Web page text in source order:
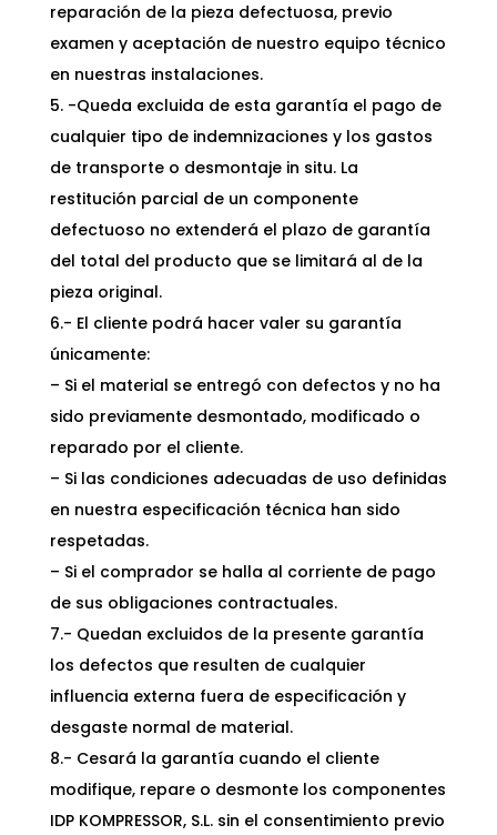
reparación de la pieza defectuosa, previo
examen y aceptación de nuestro equipo técnico
en nuestras instalaciones.
5. -Queda excluida de esta garantía el pago de
cualquier tipo de indemnizaciones y los gastos
de transporte o desmontaje in situ. La
restitución parcial de un componente
defectuoso no extenderá el plazo de garantía
del total del producto que se limitará al de la
pieza original.
6.- El cliente podrá hacer valer su garantía
únicamente:
– Si el material se entregó con defectos y no ha
sido previamente desmontado, modificado o
reparado por el cliente.
– Si las condiciones adecuadas de uso definidas
en nuestra especificación técnica han sido
respetadas.
– Si el comprador se halla al corriente de pago
de sus obligaciones contractuales.
7.- Quedan excluidos de la presente garantía
los defectos que resulten de cualquier
influencia externa fuera de especificación y
desgaste normal de material.
8.- Cesará la garantía cuando el cliente
modifique, repare o desmonte los componentes
IDP KOMPRESSOR, S.L. sin el consentimiento previo